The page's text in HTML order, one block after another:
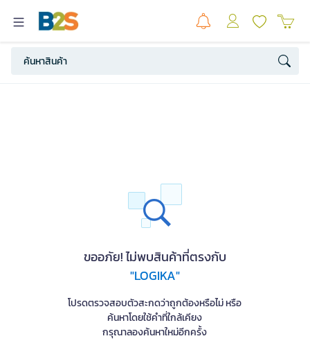
ขออภัย! ไม่พบสินค้าที่ตรงกับ
"LOGIKA"
โปรดตรวจสอบตัวสะกดว่าถูกต้องหรือไม่ หรือ
ค้นหาโดยใช้คำที่ใกล้เคียง
กรุณาลองค้นหาใหม่อีกครั้ง